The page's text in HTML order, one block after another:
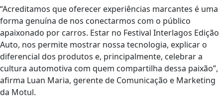
“Acreditamos que oferecer experiências marcantes é uma
forma genuína de nos conectarmos com o público
apaixonado por carros. Estar no Festival Interlagos Edição
Auto, nos permite mostrar nossa tecnologia, explicar o
diferencial dos produtos e, principalmente, celebrar a
cultura automotiva com quem compartilha dessa paixão”,
afirma Luan Maria, gerente de Comunicação e Marketing
da Motul.